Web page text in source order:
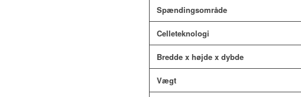
Spændingsområde
Celleteknologi
Bredde x højde x dybde
Vægt